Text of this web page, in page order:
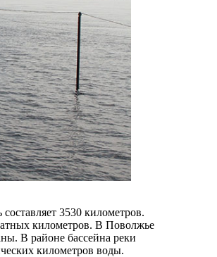
3530 километров.
километров. В Поволжье
В районе бассейна реки
километров воды.